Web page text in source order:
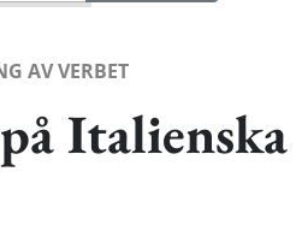
AV VERBET
Italienska